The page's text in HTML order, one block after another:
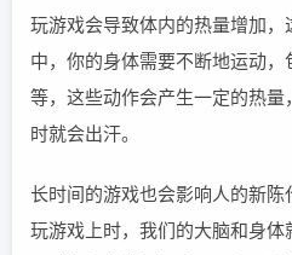
玩游戏会导致体内的热量增加
中，你的身体需要不断地运动
等，这些动作会产生一定的热
时就会出汗。
长时间的游戏也会影响人的新
玩游戏上时，我们的大脑和身体